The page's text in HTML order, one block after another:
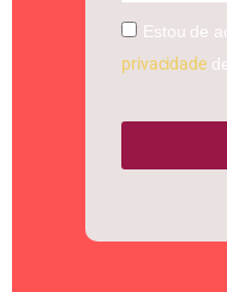
Estou de
privacidade